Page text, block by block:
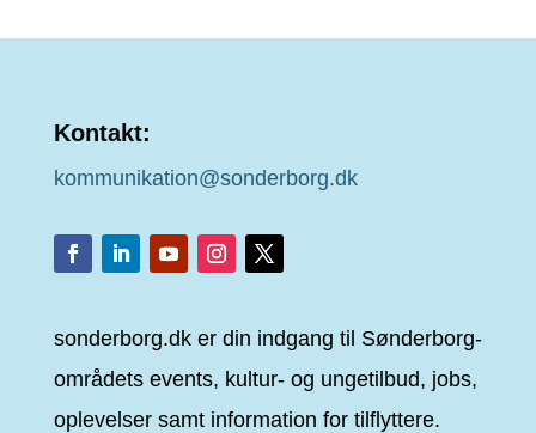
Kontakt:
kommunikation@sonderborg.dk
sonderborg.dk er din indgang til Sønderborg-
områdets events, kultur- og ungetilbud, jobs,
oplevelser samt information for tilflyttere.